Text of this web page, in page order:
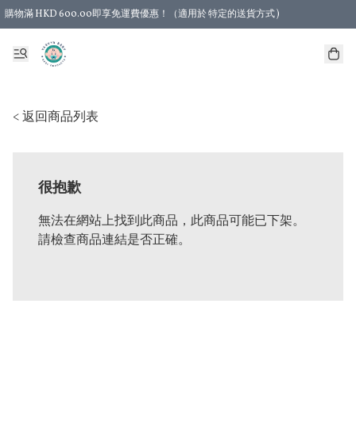
購物滿 HKD 600.00即享免運費優惠！（適用於 特定的送貨方式 )
< 返回商品列表
很抱歉
無法在網站上找到此商品，此商品可能已下架。
請檢查商品連結是否正確。